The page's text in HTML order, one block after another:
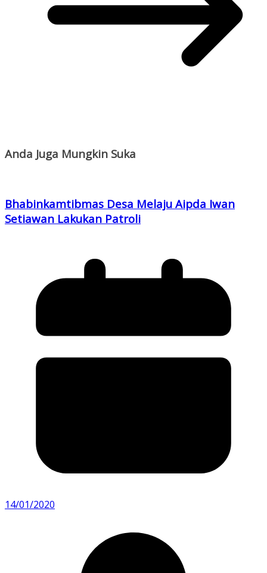
Anda Juga Mungkin Suka
Bhabinkamtibmas Desa Melaju Aipda Iwan
Setiawan Lakukan Patroli
14/01/2020